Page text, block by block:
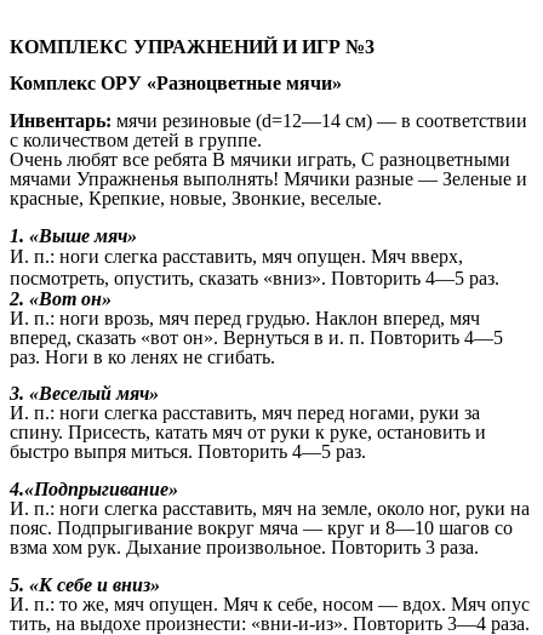
КОМПЛЕКС УПРАЖНЕНИЙ И ИГР №3
Комплекс ОРУ «Разноцветные мячи»
Инвентарь: мячи резиновые (d=12—14 см) — в соответствии
с количеством детей в группе.
Очень любят все ребята В мячики играть, С разноцветными
мячами Упражненья выполнять! Мячики разные — Зеленые и
красные, Крепкие, новые, Звонкие, веселые.
1. «Выше мяч»
И. п.: ноги слегка расставить, мяч опущен. Мяч вверх,
посмотреть, опустить, сказать «вниз». Повторить 4—5 раз.
2. «Вот он»
И. п.: ноги врозь, мяч перед грудью. Наклон вперед, мяч
вперед, сказать «вот он». Вернуться в и. п. Повторить 4—5
раз. Ноги в ко ленях не сгибать.
3. «Веселый мяч»
И. п.: ноги слегка расставить, мяч перед ногами, руки за
спину. Присесть, катать мяч от руки к руке, остановить и
быстро выпря миться. Повторить 4—5 раз.
4.«Подпрыгивание»
И. п.: ноги слегка расставить, мяч на земле, около ног, руки на
пояс. Подпрыгивание вокруг мяча — круг и 8—10 шагов со
взма хом рук. Дыхание произвольное. Повторить 3 раза.
5. «К себе и вниз»
И. п.: то же, мяч опущен. Мяч к себе, носом — вдох. Мяч опус
тить, на выдохе произнести: «вни-и-из». Повторить 3—4 раза.